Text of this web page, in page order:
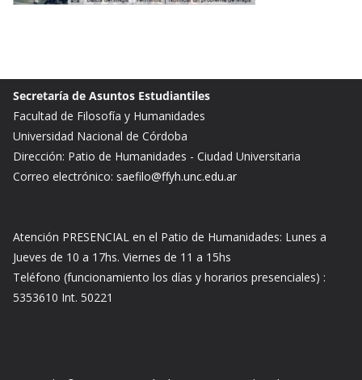
Secretaría de Asuntos Estudiantiles
Facultad de Filosofía y Humanidades
Universidad Nacional de Córdoba
Dirección: Patio de Humanidades - Ciudad Universitaria
Correo electrónico: saefilo@ffyh.unc.edu.ar
Atención PRESENCIAL en el Patio de Humanidades: Lunes a
Jueves de 10 a 17hs. Viernes de 11 a 15hs
Teléfono (funcionamiento los días y horarios presenciales) :
5353610 Int. 50221